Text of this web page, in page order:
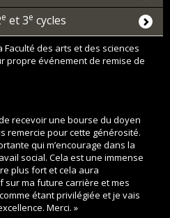
e et 3e cycles
des arts et des sciences
propre événement de remise de
recevoir une bourse du doyen
remercie pour cette générosité.
qui m’encourage dans la
social. Cela est une immense
plus fort et cela aura
sur ma future carrière et mes
étant privilégiée et je vais
Merci. »